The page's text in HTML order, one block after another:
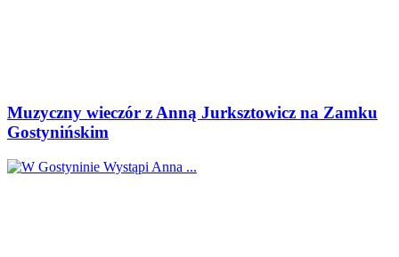
Muzyczny wieczór z Anną Jurksztowicz na Zamku
Gostynińskim